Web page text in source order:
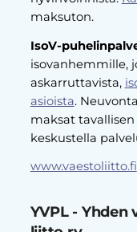
maksuton.
IsoV-
isovanhemmille,
askarruttavista,
asioista.
maksat
keskustella
www.vaestoliitto.fi
YVPL -